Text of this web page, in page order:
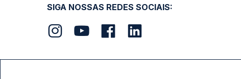
SIGA NOSSAS REDES SOCIAIS: